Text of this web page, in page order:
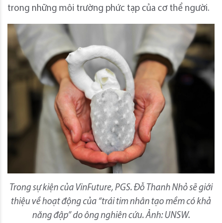
trong những môi trường phức tạp của cơ thể người.
Trong sự kiện của VinFuture, PGS. Đỗ Thanh Nhỏ sẽ giới
thiệu về hoạt động của “trái tim nhân tạo mềm có khả
năng đập” do ông nghiên cứu.Ảnh: UNSW.